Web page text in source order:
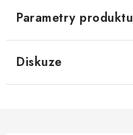
Parametry produktu
Diskuze